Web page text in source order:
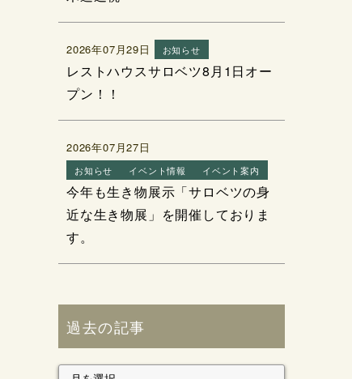
2026年07月29日 お知らせ
レストハウスサロベツ8月1日オー
プン！！
2026年07月27日
お知らせ イベント情報 イベント案内
今年も生き物展示「サロベツの身
近な生き物展」を開催しておりま
す。
過去の記事